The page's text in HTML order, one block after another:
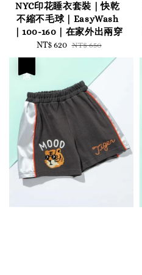
NYC印花睡衣套裝｜快乾
不縮不毛球｜EasyWash
｜100-160｜在家外出兩穿
Sale
price
NT$ 620 Regular
price
NT$ 650